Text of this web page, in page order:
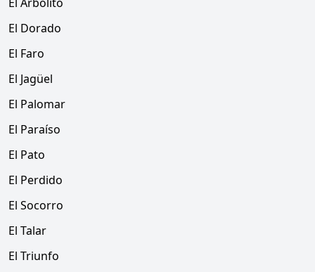
El Dorado
El Faro
El Jagüel
El Palomar
El Paraíso
El Pato
El Perdido
El Socorro
El Talar
El Triunfo